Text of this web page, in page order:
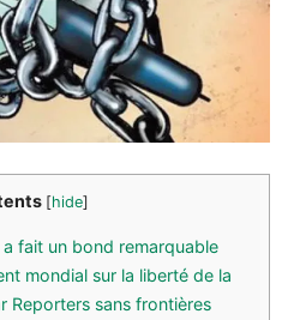
[hide]
fait un bond remarquable
mondial sur la liberté de la
Reporters sans frontières